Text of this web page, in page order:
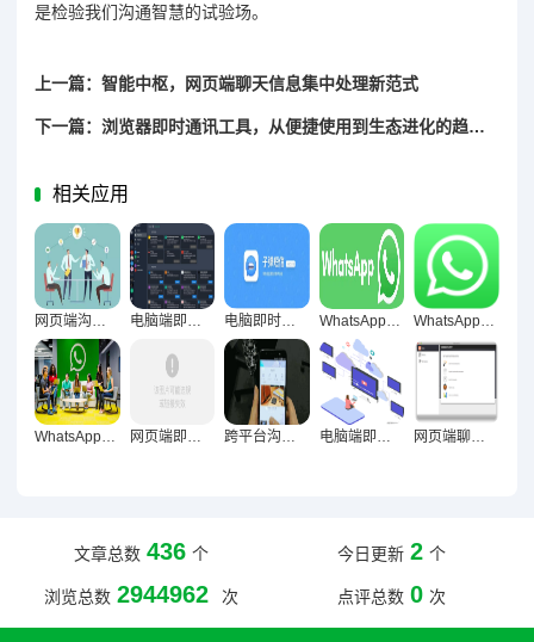
是检验我们沟通智慧的试验场。
上一篇：智能中枢，网页端聊天信息集中处理新范式
下一篇：浏览器即时通讯工具，从便捷使用到生态进化的趋势之路
相关应用
网页端沟通工具效率管理的价值重塑与路径探索 电脑端即时通讯，构建稳定工作节奏的数字化基石 电脑即时通讯，专注利器抑或分心之源？ WhatsApp网页版，多任务办公人群的高效沟通利器与价值解析 WhatsApp网页版为何成为用户长期沟通新宠？
文章总数 436 个 今日更新 2 个
浏览总数 2944962 次 点评总数 0 次